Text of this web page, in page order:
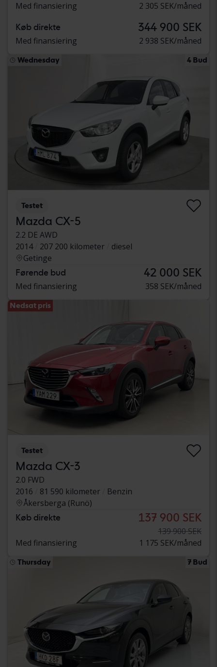
Med finansiering 2 305 SEK/måned
Køb direkte 344 900 SEK
Med finansiering 2 938 SEK/måned
Wednesday 4 Bud
Testet
Mazda CX-5
2.2 DE AWD
2014
207 200 kilometer
diesel
Getinge
Førende bud 42 000 SEK
Med finansiering 358 SEK/måned
Nedsat pris
Testet
Mazda CX-3
2.0 FWD
2016
81 590 kilometer
Benzin
Åkersberga (Runö)
Køb direkte 137 900 SEK
139 900 SEK
Med finansiering
1 175 SEK/måned
Thursday 7 Bud